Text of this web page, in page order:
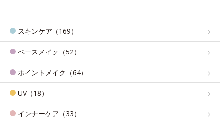
スキンケア（169）
ベースメイク（52）
ポイントメイク（64）
UV（18）
インナーケア（33）